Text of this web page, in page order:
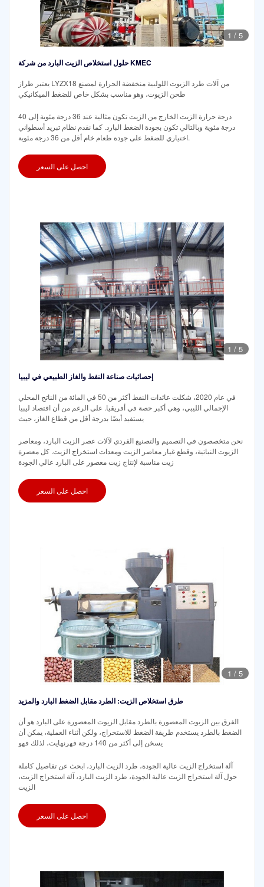
1 / 5
حلول استخلاص الزيت البارد من شركة KMEC
يعتبر طراز LYZX18 من آلات طرد الزيوت اللولبية منخفضة الحرارة لمصنع
طحن الزيوت، وهو مناسب بشكل خاص للضغط الميكانيكي
درجة حرارة الزيت الخارج من الزيت تكون مثالية عند 36 درجة مئوية إلى 40
درجة مئوية وبالتالي تكون بجودة الضغط البارد. كما نقدم نظام تبريد أسطواني
اختياري للضغط على جودة طعام خام أقل من 36 درجة مئوية.
احصل على السعر
1 / 5
إحصائيات صناعة النفط والغاز الطبيعي في ليبيا
في عام 2020، شكلت عائدات النفط أكثر من 50 في المائة من الناتج المحلي
الإجمالي الليبي، وهي أكبر حصة في أفريقيا. على الرغم من أن اقتصاد ليبيا
يستفيد أيضًا بدرجة أقل من قطاع الغاز، حيث
نحن متخصصون في التصميم والتصنيع الفردي لآلات عصر الزيت البارد، ومعاصر
الزيوت النباتية، وقطع غيار معاصر الزيت ومعدات استخراج الزيت. كل معصرة
زيت مناسبة لإنتاج زيت معصور على البارد عالي الجودة
احصل على السعر
1 / 5
طرق استخلاص الزيت: الطرد مقابل الضغط البارد والمزيد
الفرق بين الزيوت المعصورة بالطرد مقابل الزيوت المعصورة على البارد هو أن
الضغط بالطرد يستخدم طريقة الضغط للاستخراج، ولكن أثناء العملية، يمكن أن
يسخن إلى أكثر من 140 درجة فهرنهايت، لذلك فهو
آلة استخراج الزيت عالية الجودة، طرد الزيت البارد، ابحث عن تفاصيل كاملة
حول آلة استخراج الزيت عالية الجودة، طرد الزيت البارد، آلة استخراج الزيت،
الزيت
احصل على السعر